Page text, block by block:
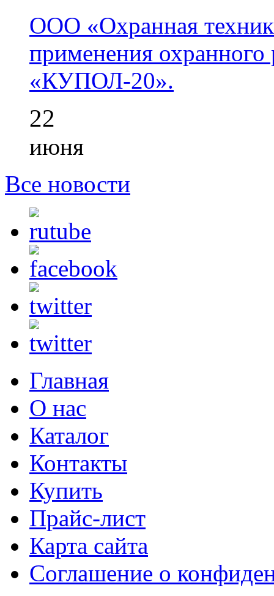
ООО «Охранная
применения охранного
«КУПОЛ-20».
22
июня
Все новости
Главная
О нас
Каталог
Контакты
Купить
Прайс-лист
Карта сайта
Соглашение о